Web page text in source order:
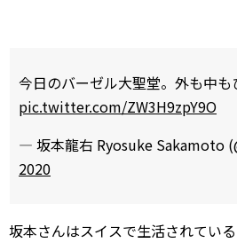
今日のバーゼル大聖堂。外も中も
pic.twitter.com/ZW3H9zpY9O
— 坂本龍右 Ryosuke Sakamoto
2020
坂本さんはスイスで生活されてい